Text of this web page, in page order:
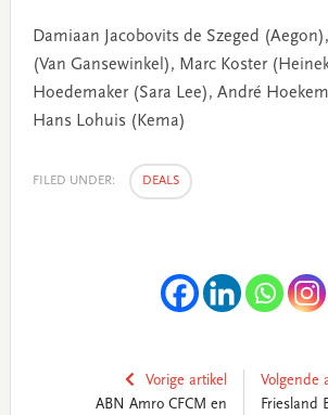
Damiaan Jacobovits de Szeged
(Van Gansewinkel), Marc Koster
Hoedemaker (Sara Lee), André
Hans Lohuis (Kema)
FILED UNDER: DEALS
Vorige artikel
ABN Amro CFCM en
Volgende
Friesland